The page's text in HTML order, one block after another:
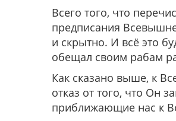
Всего того, что
предписания
и скрытно. И всё это
обещал своим рабам
Как сказано выше, к
отказ от того, что Он
приближающие нас к